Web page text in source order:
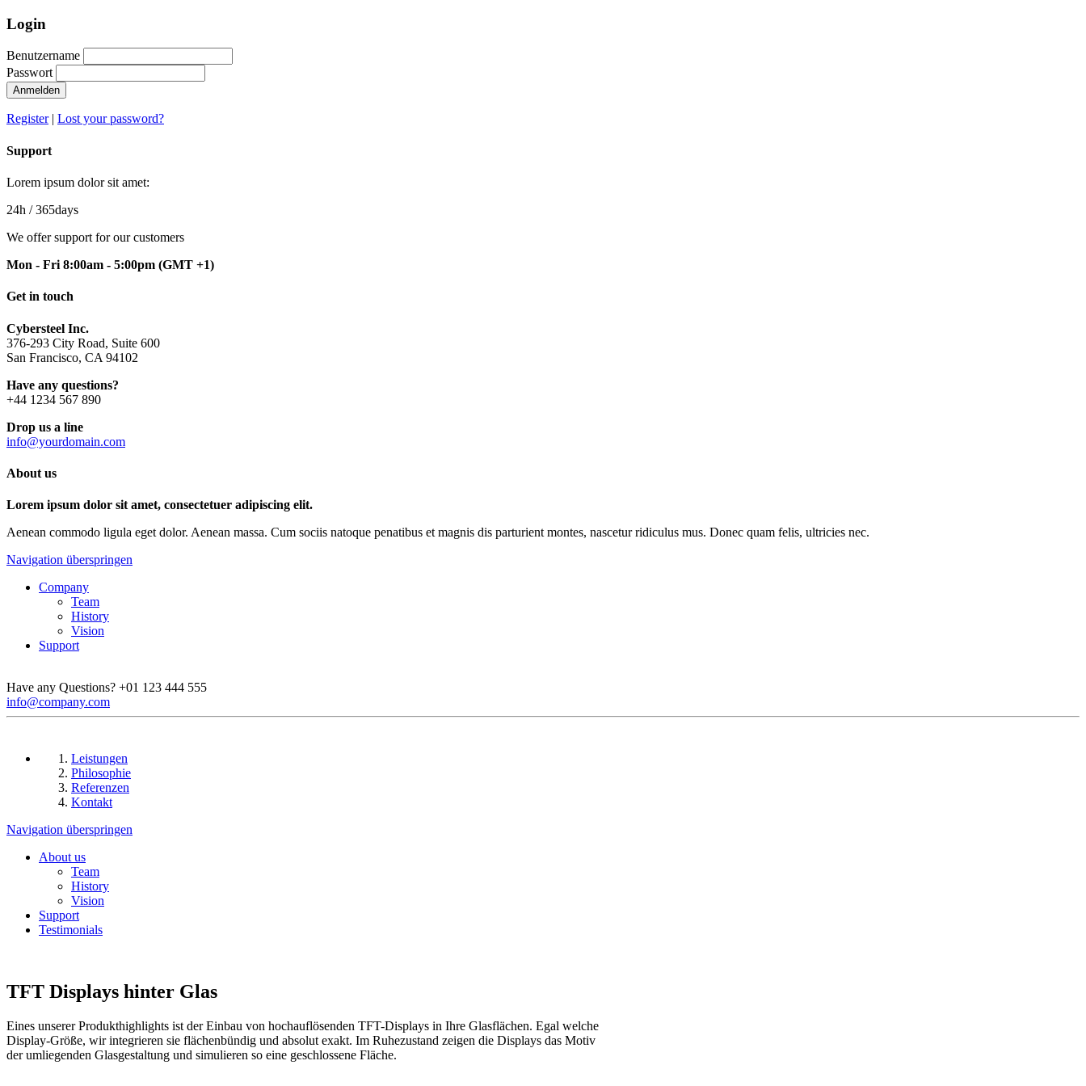
Login
Benutzername
Passwort
Anmelden
Register| Lost your password?
Support
Lorem ipsum dolor sit amet:
24h / 365days
We offer support for our customers
Mon - Fri 8:00am - 5:00pm (GMT +1)
Get in touch
Cybersteel Inc.
376-293 City Road, Suite 600
San Francisco, CA 94102
Have any questions?
+44 1234 567 890
Drop us a line
info@yourdomain.com
About us
Lorem ipsum dolor sit amet, consectetuer adipiscing elit.
Aenean commodo ligula eget dolor. Aenean massa. Cum sociis natoque penatibus et magnis dis parturient montes, nascetur ridiculus mus. Donec quam felis, ultricies nec.
Navigation überspringen
Company
Team
History
Vision
Support
Have any Questions? +01 123 444 555
info@company.com
Leistungen
Philosophie
Referenzen
Kontakt
Navigation überspringen
About us
Team
History
Vision
Support
Testimonials
TFT Displays hinter Glas
Eines unserer Produkthighlights ist der Einbau von hochauflösenden TFT-Displays in Ihre Glasflächen. Egal welche
Display-Größe, wir integrieren sie flächenbündig und absolut exakt. Im Ruhezustand zeigen die Displays das Motiv
der umliegenden Glasgestaltung und simulieren so eine geschlossene Fläche.